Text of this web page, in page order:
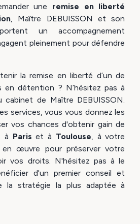
une remise en liberté
, Maître DEBUISSON et son
un accompagnement
pleinement pour défendre
la remise en liberté d’un de
en détention ? N’hésitez pas à
cabinet de Maître DEBUISSON.
services, vous vous donnez les
vos chances d'obtenir gain de
à Pariset à Toulouse, à votre
œuvre pour préserver votre
vos droits. N'hésitez pas à le
d'un premier conseil et
la stratégie la plus adaptée à